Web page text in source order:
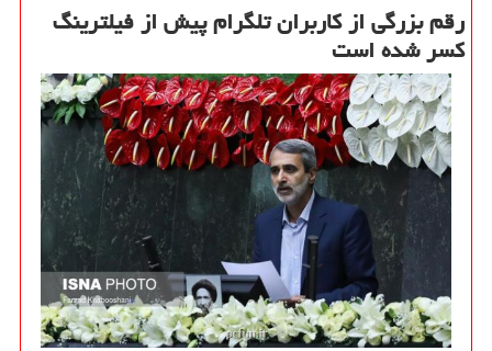
رقم بزرگی از كاربران تلگرام پیش از فیلترینگ
كسر شده است